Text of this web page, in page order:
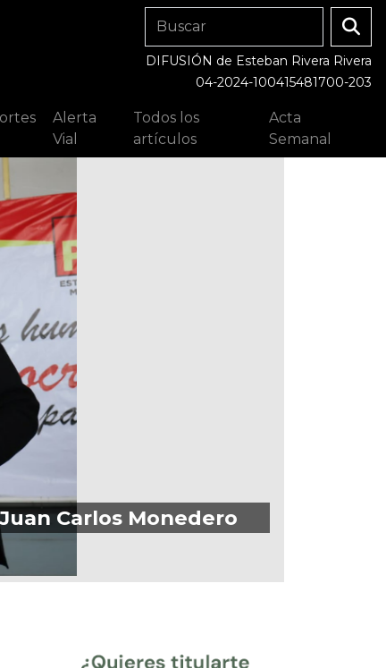
DIFUSIÓN de Esteban Rivera Rivera
04-2024-100415481700-203
Alerta
Vial
Todos los
artículos
Acta
Semanal
Carlos Monedero